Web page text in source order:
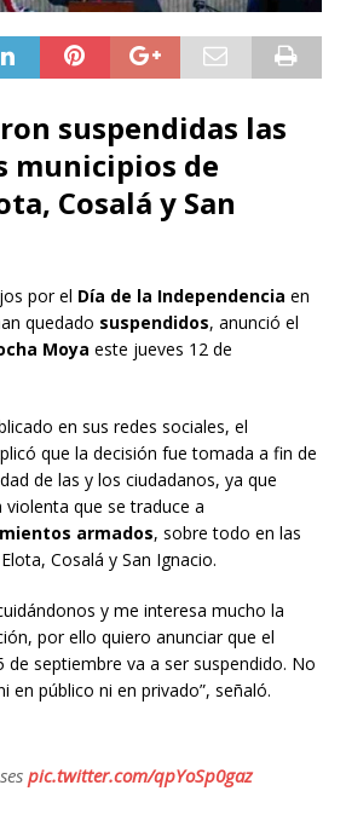
suspendidas las
municipios de
Cosalá y San
por el Día de la Independencia en
quedado suspendidos, anunció el
Moya este jueves 12 de
en sus redes sociales, el
que la decisión fue tomada a fin de
de las y los ciudadanos, ya que
violenta que se traduce a
armados, sobre todo en las
Cosalá y San Ignacio.
y me interesa mucho la
por ello quiero anunciar que el
septiembre va a ser suspendido. No
en público ni en privado”, señaló.
pic.twitter.com/qpYoSp0gaz